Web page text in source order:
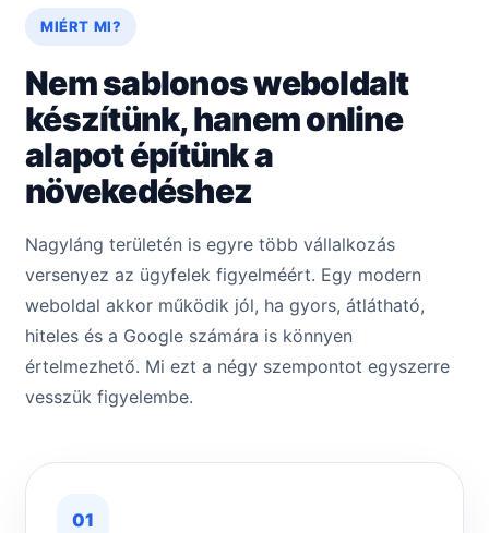
MIÉRT MI?
Nem sablonos weboldalt
készítünk, hanem online
alapot építünk a
növekedéshez
Nagyláng területén is egyre több vállalkozás
versenyez az ügyfelek figyelméért. Egy modern
weboldal akkor működik jól, ha gyors, átlátható,
hiteles és a Google számára is könnyen
értelmezhető. Mi ezt a négy szempontot egyszerre
vesszük figyelembe.
01